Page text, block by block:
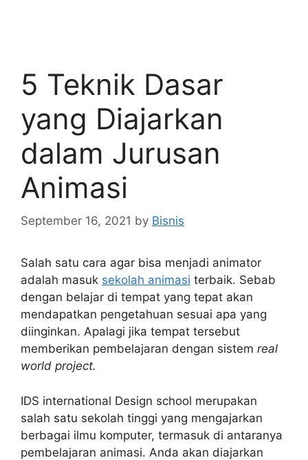
5 Teknik Dasar
yang Diajarkan
dalam Jurusan
Animasi
September 16, 2021 by Bisnis
Salah satu cara agar bisa menjadi animator
adalah masuk sekolah animasi terbaik. Sebab
dengan belajar di tempat yang tepat akan
mendapatkan pengetahuan sesuai apa yang
diinginkan. Apalagi jika tempat tersebut
memberikan pembelajaran dengan sistem real
world project.
IDS international Design school merupakan
salah satu sekolah tinggi yang mengajarkan
berbagai ilmu komputer, termasuk di antaranya
pembelajaran animasi. Anda akan diajarkan